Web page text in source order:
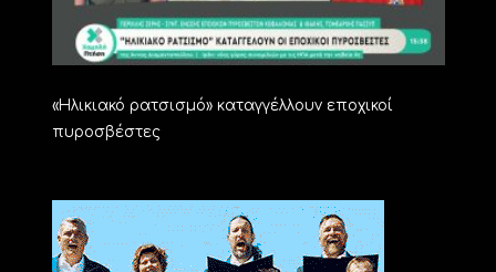
«Ηλικιακό ρατσισμό» καταγγέλλουν εποχικοί
πυροσβέστες